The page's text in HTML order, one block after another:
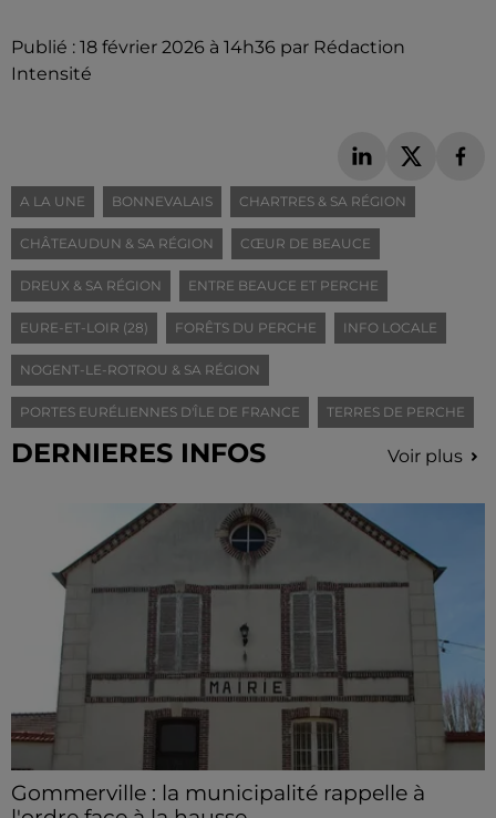
Publié : 18 février 2026 à 14h36 par Rédaction
Intensité
A LA UNE BONNEVALAIS CHARTRES & SA RÉGION
CHÂTEAUDUN & SA RÉGION CŒUR DE BEAUCE
DREUX & SA RÉGION ENTRE BEAUCE ET PERCHE
EURE-ET-LOIR (28) FORÊTS DU PERCHE INFO LOCALE
NOGENT-LE-ROTROU & SA RÉGION
PORTES EURÉLIENNES D'ÎLE DE FRANCE TERRES DE PERCHE
DERNIERES INFOS Voir plus
Gommerville : la municipalité rappelle à